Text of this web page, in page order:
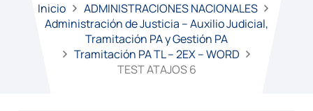
Inicio
ADMINISTRACIONES NACIONALES
Administración de Justicia – Auxilio Judicial,
Tramitación PA y Gestión PA
Tramitación PA TL – 2EX – WORD
TEST ATAJOS 6